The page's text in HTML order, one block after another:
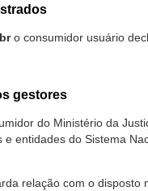
o consumidor usuário
gestores
do Ministério da
entidades do Sistema
relação com o disposto